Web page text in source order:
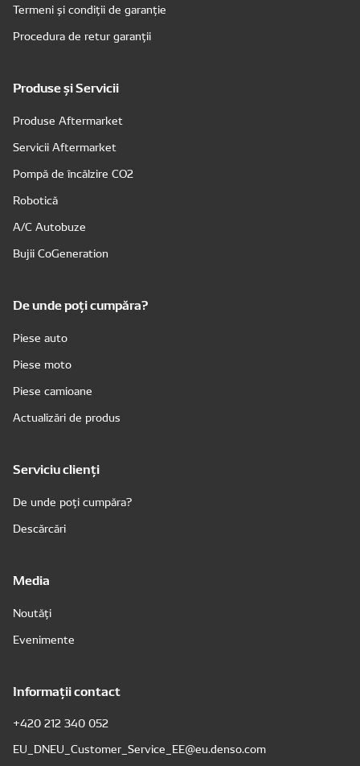
Termeni și condiții de garanție
Procedura de retur garanții
Produse și Servicii
Produse Aftermarket
Servicii Aftermarket
Pompă de încălzire CO2
Robotică
A/C Autobuze
Bujii CoGeneration
De unde poți cumpăra?
Piese auto
Piese moto
Piese camioane
Actualizări de produs
Serviciu clienți
De unde poți cumpăra?
Descărcări
Media
Noutăți
Evenimente
Informații contact
+420 212 340 052
EU_DNEU_Customer_Service_EE@eu.denso.com